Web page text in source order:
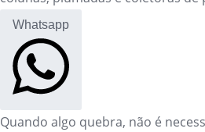
Whatsapp
Quando algo quebra, não é